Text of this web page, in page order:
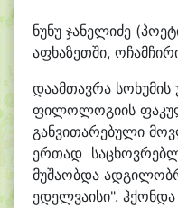
ნუნუ ჯანელიძე
აფხაზეთში,
დაამთავრა სოხუმის
ფილოლოგიის
განვითარებული
ერთად
მუშაობდა
ედელვაისი".